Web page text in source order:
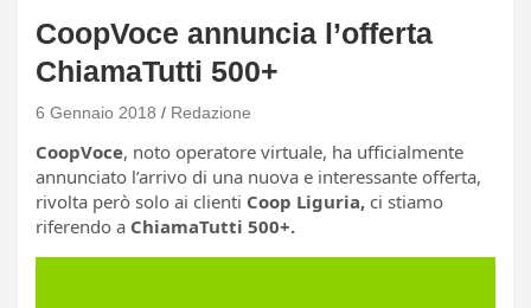
CoopVoce annuncia l’offerta
ChiamaTutti 500+
6 Gennaio 2018 Redazione
CoopVoce, noto operatore virtuale, ha ufficialmente
annunciato l’arrivo di una nuova e interessante offerta,
rivolta però solo ai clienti Coop Liguria, ci stiamo
riferendo a ChiamaTutti 500+.